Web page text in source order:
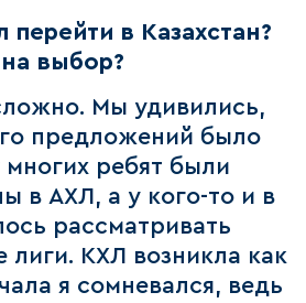
в Казахстан?
выбор?
Мы удивились,
предложений было
ребят были
в АХЛ, а у кого-то и в
рассматривать
лиги. КХЛ возникла как
я сомневался, ведь